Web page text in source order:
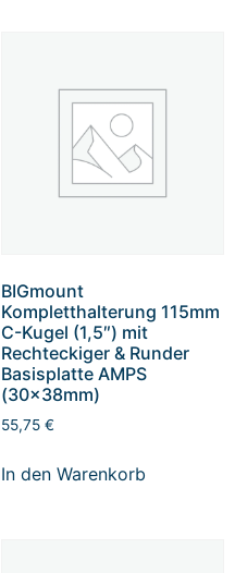
BIGmount
Kompletthalterung 115mm
C-Kugel (1,5″) mit
Rechteckiger & Runder
Basisplatte AMPS
(30x38mm)
55,75 €
In den Warenkorb